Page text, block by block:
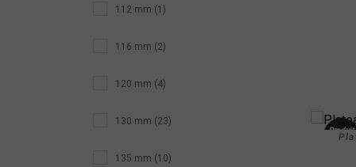
112 mm (1)
116 mm (2)
120 mm (4)
130 mm (23)
135 mm (10)
Produit
neuf